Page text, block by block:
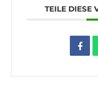
TEILE DIESE